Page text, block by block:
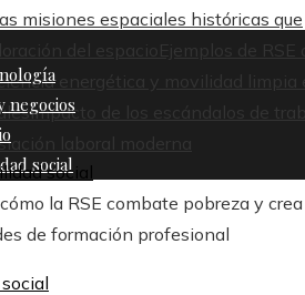
misiones espaciales históricas que
del espacio Ejemplos de RSE
energética y movilidad limpia
Impacto de los escándalos de
laboral moderna
negocios
social
social
la RSE combate pobreza y crea
de formación profesional